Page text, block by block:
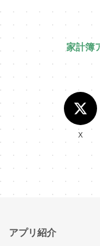
家計簿
X
アプリ紹介